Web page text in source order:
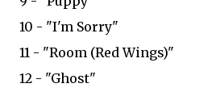
10 - "I'm Sorry"
11 - "Room (Red Wings)"
12 - "Ghost"